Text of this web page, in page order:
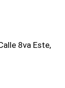
8va Este,